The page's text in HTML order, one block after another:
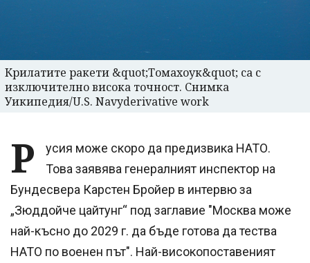
Крилатите ракети &quot;Томахоук&quot; са с
изключително висока точност. Снимка
Уикипедия/U.S. Navyderivative work
Р
усия може скоро да предизвика НАТО.
Това заявява генералният инспектор на
Бундесвера Карстен Бройер в интервю за
„Зюддойче цайтунг“ под заглавие "Москва може
най-късно до 2029 г. да бъде готова да тества
НАТО по военен път". Най-високопоставеният